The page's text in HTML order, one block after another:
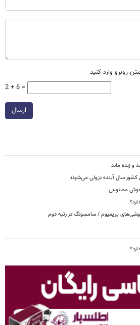
روبرو وارد کنید
2 + 6 =
ارسال
و زنده ماند
سال آینده نزولی می‌شوند
هوش مصنوعی
پریمیوم / سامسونگ در رتبه دوم